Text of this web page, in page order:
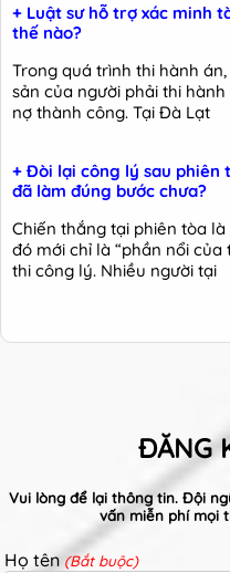
+ Luật sư hỗ trợ xác minh
thế nào?
Trong quá trình thi hành
sản của người phải thi
nợ thành công. Tại Đà Lạt
+ Đòi lại công lý sau phiên
đã làm đúng bước chưa?
Chiến thắng tại phiên tòa
đó mới chỉ là “phần nổi
thi công lý. Nhiều người tại
ĐĂNG
Vui lòng để lại thông tin. Đội
vấn miễn phí mọi
Họ tên (Bắt buộc)